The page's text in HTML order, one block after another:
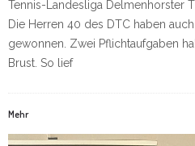
Tennis-Landesliga Delmenhorster
Die Herren 40 des DTC haben
gewonnen. Zwei Pflichtaufgaben
Brust. So lief
Mehr